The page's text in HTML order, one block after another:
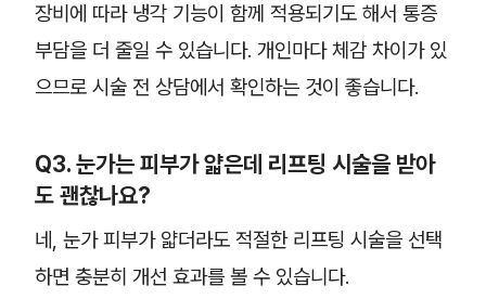
장비에 따라 냉각 기능이 함께 적용되기도 해서 통증
부담을 더 줄일 수 있습니다. 개인마다 체감 차이가 있
으므로 시술 전 상담에서 확인하는 것이 좋습니다.
Q3. 눈가는 피부가 얇은데 리프팅 시술을 받아
도 괜찮나요?
네, 눈가 피부가 얇더라도 적절한 리프팅 시술을 선택
하면 충분히 개선 효과를 볼 수 있습니다.